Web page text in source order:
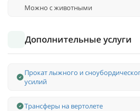
Можно с животными
Дополнительные услуги
Прокат лыжного и
усилий
Трансферы на вертолете